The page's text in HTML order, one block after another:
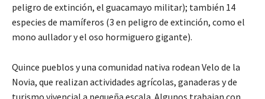
peligro de extinción, el guacamayo militar); también 14
especies de mamíferos (3 en peligro de extinción, como el
mono aullador y el oso hormiguero gigante).
Quince pueblos y una comunidad nativa rodean Velo de la
Novia, que realizan actividades agrícolas, ganaderas y de
turismo vivencial a pequeña escala. Algunos trabajan con